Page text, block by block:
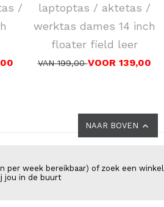
/
laptoptas / aktetas /
werktas dames 14 inch
floater field leer
VAN 199,00VOOR 139,00
NAAR BOVEN
per week bereikbaar) of zoek een winkel
jou in de buurt